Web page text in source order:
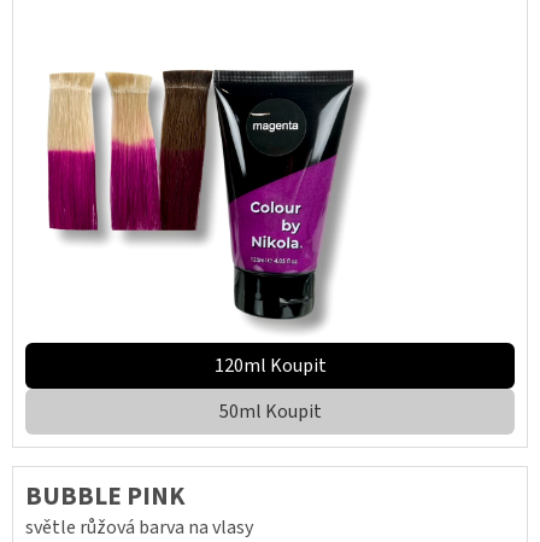
120ml Koupit
50ml Koupit
BUBBLE PINK
světle růžová barva na vlasy